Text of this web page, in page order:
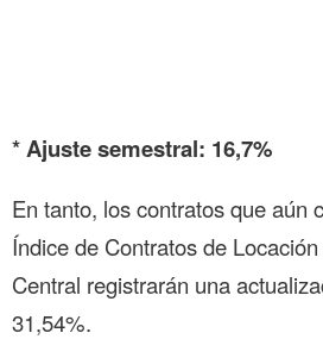
* Ajuste semestral: 16,7%
En tanto, los contratos que aún
Índice de Contratos de
Central registrarán una
31,54%.